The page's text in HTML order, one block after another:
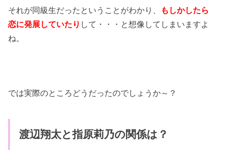
それが同級生だったということがわかり、
もしかしたら
恋に発展していたり して・・・と想像してしまいますよ
ね。
では実際のところどうだったのでしょうか～？
渡辺翔太と指原莉乃の関係は？